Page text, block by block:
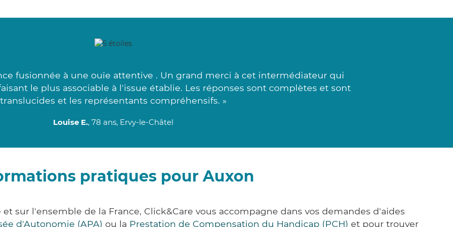
fusionnée à une ouïe attentive . Un grand merci à cet intermédiateur qui
le plus associable à l'issue établie. Les réponses sont complètes et sont
translucides et les représentants compréhensifs. »
Louise E., 78 ans, Ervy-le-Châtel
pratiques pour Auxon
sur l'ensemble de la France, Click&Care vous accompagne dans vos demandes d'aides
d'Autonomie (APA) ou la Prestation de Compensation du Handicap (PCH) et pour trouver